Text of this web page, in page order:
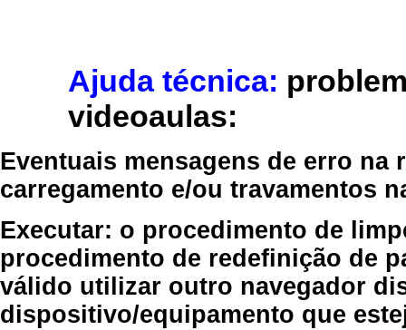
Ajuda técnica:
videoaulas:
Eventuais mensagens de erro
carregamento e/ou travamentos
Executar: o procedimento de
procedimento de redefinição de
válido utilizar outro navegador
dispositivo/equipamento que